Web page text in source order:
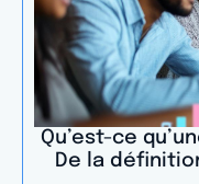
Qu’est-ce
De la